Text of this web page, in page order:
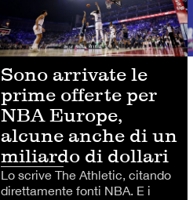
Sono arrivate le
prime offerte per
NBA Europe,
alcune anche di un
miliardo di dollari
Lo scrive The Athletic, citando
direttamente fonti NBA. E i